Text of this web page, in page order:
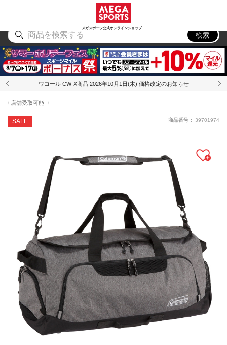
メガスポーツ公式オンラインショップ
アウトドア
検索
ワコール CW-X商品 2026年10月1日(木) 価格改定のお知らせ
SALE
店舗受取可能
商品番号： 39701974